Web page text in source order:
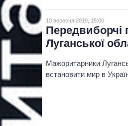
10 вересня 2019, 15:00
Передвиборчі
Луганської
Мажоритарники
встановити мир в